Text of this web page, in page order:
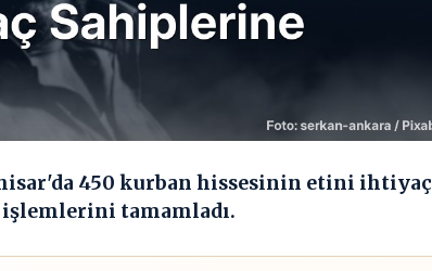
450 kurban hissesinin etini ihtiyaç
tamamladı.